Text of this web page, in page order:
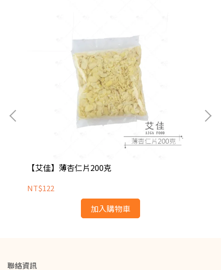
【艾佳】薄杏仁片200克
NT$122
加入購物車
聯絡資訊